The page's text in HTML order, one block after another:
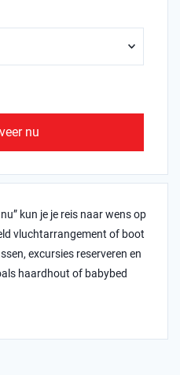
nu
kun je je reis naar wens op
vluchtarrangement of boot
excursies reserveren en
haardhout of babybed